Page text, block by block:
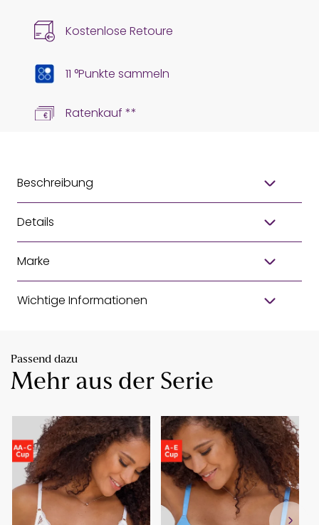
Kostenlose Retoure
11 °Punkte sammeln
Ratenkauf **
Beschreibung
Details
Marke
Wichtige Informationen
Passend dazu
Mehr aus der Serie